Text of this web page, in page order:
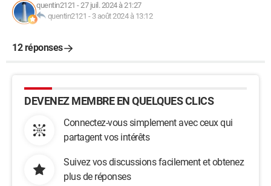
quentin2121 -27 juil. 2024 à 21:27
quentin2121 - 3 août 2024 à 13:12
12 réponses
DEVENEZ MEMBRE EN QUELQUES CLICS
Connectez-vous simplement avec ceux qui
partagent vos intérêts
Suivez vos discussions facilement et obtenez
plus de réponses